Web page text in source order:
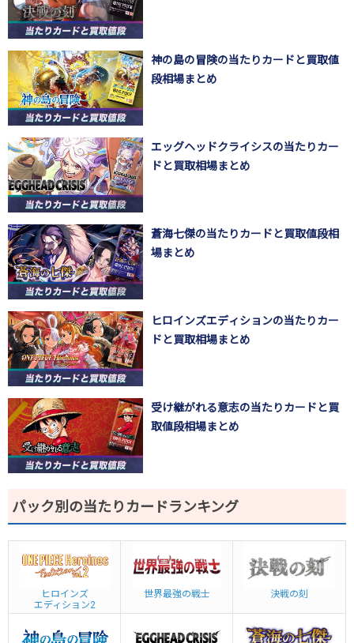
神の島の冒険の当たりカードと買取値
段相場まとめ
エッグヘッドクライシスの当たりカー
ドと買取相場まとめ
蒼海七傑の当たりカードと買取値段相
場まとめ
ヒロインズエディションの当たりカー
ドと買取相場まとめ
受け継がれる意志の当たりカードと買
取値段相場まとめ
パック別の当たりカードランキング
ヒロインズ
エディション2
世界最強の戦士 決戦の刻